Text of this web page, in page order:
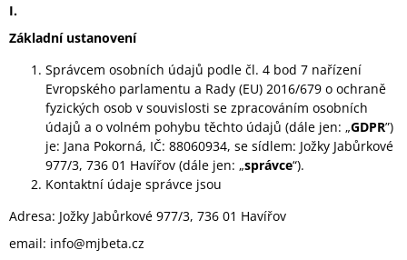
I.
Základní ustanovení
Správcem osobních údajů podle čl. 4 bod 7 nařízení
Evropského parlamentu a Rady (EU) 2016/679 o ochraně
fyzických osob v souvislosti se zpracováním osobních
údajů a o volném pohybu těchto údajů (dále jen: „GDPR”)
je: Jana Pokorná, IČ: 88060934, se sídlem: Jožky Jabůrkové
977/3, 736 01 Havířov (dále jen: „správce“).
Kontaktní údaje správce jsou
Adresa: Jožky Jabůrkové 977/3, 736 01 Havířov
email: info@mjbeta.cz